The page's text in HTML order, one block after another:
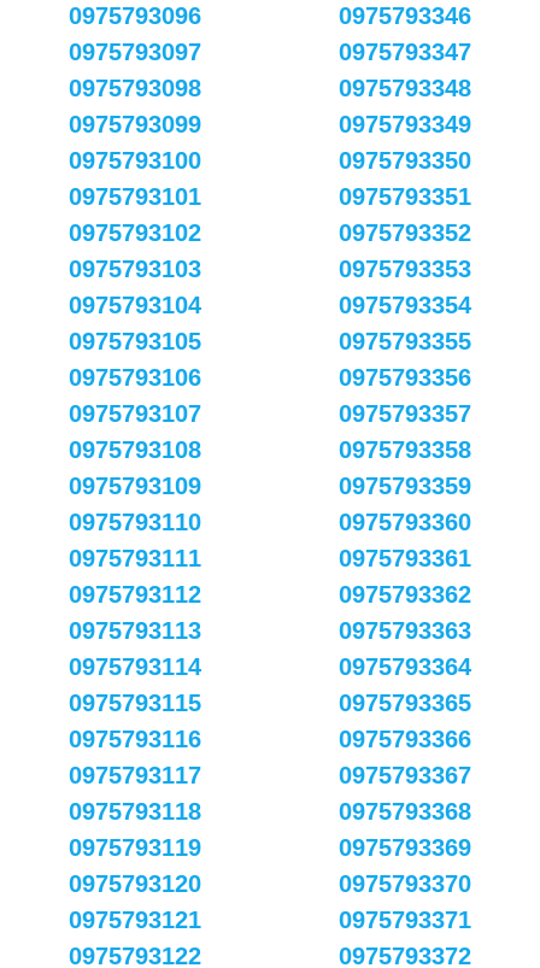
0975793096
0975793097
0975793098
0975793099
0975793100
0975793101
0975793102
0975793103
0975793104
0975793105
0975793106
0975793107
0975793108
0975793109
0975793110
0975793111
0975793112
0975793113
0975793114
0975793115
0975793116
0975793117
0975793118
0975793119
0975793120
0975793121
0975793122
0975793346
0975793347
0975793348
0975793349
0975793350
0975793351
0975793352
0975793353
0975793354
0975793355
0975793356
0975793357
0975793358
0975793359
0975793360
0975793361
0975793362
0975793363
0975793364
0975793365
0975793366
0975793367
0975793368
0975793369
0975793370
0975793371
0975793372